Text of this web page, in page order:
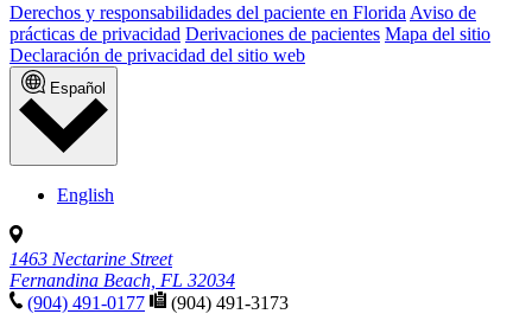
Derechos y responsabilidades del paciente en Florida Aviso de
prácticas de privacidad Derivaciones de pacientes Mapa del sitio
Declaración de privacidad del sitio web
Español
English
1463 Nectarine Street
Fernandina Beach, FL 32034
(904) 491-0177
(904) 491-3173